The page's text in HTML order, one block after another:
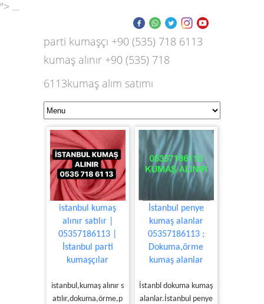
"> ...
parti kumaşçı +90 (535) 718 6113
kumaş alınır +90 (535) 718
6113kumaş alım satımı
istanbul kumaş
alınır satılır |
05357186113 |
İstanbul parti
kumaşçılar
istanbul,kumaş alınır s
atılır,dokuma,örme,p
İstanbul penye
kumaş alanlar
05357186113 ;
Dokuma,örme
kumaş alanlar
İstanbl dokuma kumaş
alanlar.İstanbul penye